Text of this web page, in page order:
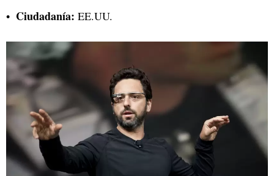
Ciudadanía: EE.UU.